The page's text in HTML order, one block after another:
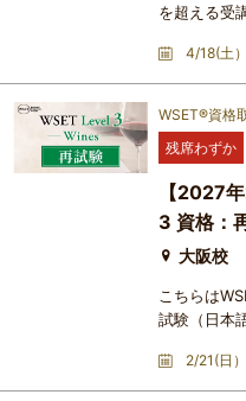
を超える受
アカデミー
（初級～レ
Level 2、中
得するため
ワインに対
スタイルと
4/18(土
WSET®資格
残席わずか
【2027
3 資格：
大阪校
こちらは
試験（日本
飲、選択式
り、個別に
2/21(日